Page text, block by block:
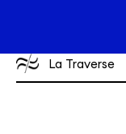
La Traverse